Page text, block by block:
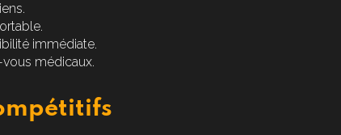
immédiate.
médicaux.